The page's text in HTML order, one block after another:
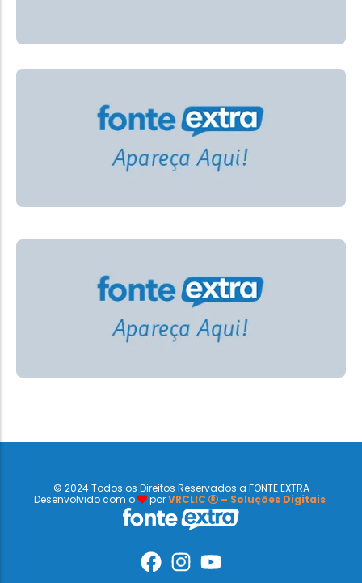
© 2024 Todos os Direitos Reservados a FONTE EXTRA
Desenvolvido com o
porVRCLIC – Soluções Digitais